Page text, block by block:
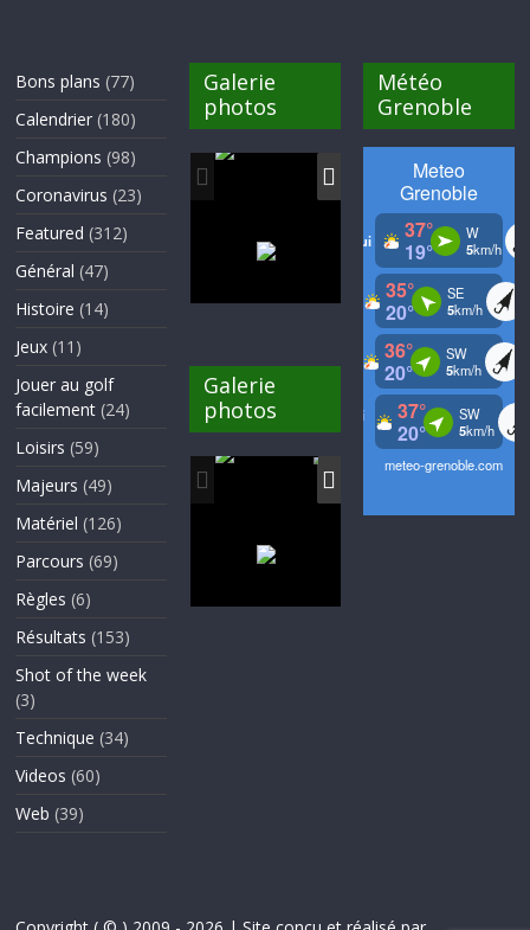
Bons plans (77)
Calendrier (180)
Champions (98)
Coronavirus (23)
Featured (312)
Général (47)
Histoire (14)
Jeux (11)
Jouer au golf
facilement (24)
Loisirs (59)
Majeurs (49)
Matériel (126)
Parcours (69)
Règles (6)
Résultats (153)
Shot of the week
(3)
Technique (34)
Videos (60)
Web (39)
Galerie
photos
Galerie
photos
Météo
Grenoble